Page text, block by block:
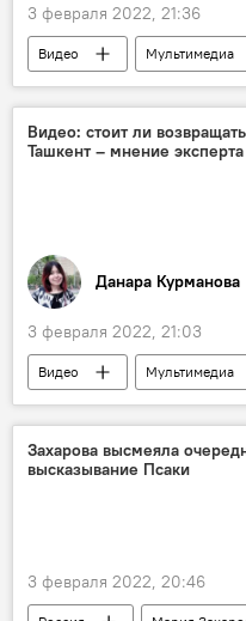
3 февраля 2022, 21:36
Видео Мультимедиа
Видео: стоит ли
Ташкент – мнение эксперта
Данара Курманова
3 февраля 2022, 21:03
Видео Мультимедиа
Захарова высмеяла
высказывание Псаки
3 февраля 2022, 20:46